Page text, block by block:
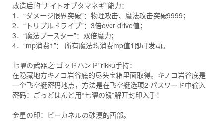
改造后的“ナイトオブタマネギ”能力：
1．“ダメージ限界突破”：物理攻击、魔法攻击突破9999；
2．“トリプルドライブ”：3倍over drive值；
3．“魔法ブースター”：双倍魔力；
4．“mp消费1”： 所有魔法均消费mp值1即可发动。
七曜の武器之“ゴッドハンド”rikku手持：
在隐藏地方キノコ岩谷底的尽头宝箱里面取得。キノコ岩谷底是
一个飞空艇密码地点，方法是在飞空艇选项2 パスワード中输入
密码：ごっどはんど用“七曜の镜”解开封印入手！
金星の印：ビーカネルの砂漠的西部。